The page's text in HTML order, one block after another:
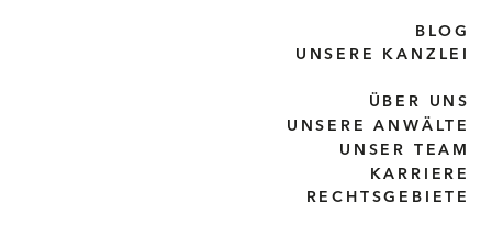
BLOG
UNSERE KANZLEI
ÜBER UNS
UNSERE ANWÄLTE
UNSER TEAM
KARRIERE
RECHTSGEBIETE